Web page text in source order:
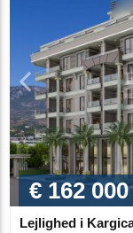
€ 162 000
Lejlighed i